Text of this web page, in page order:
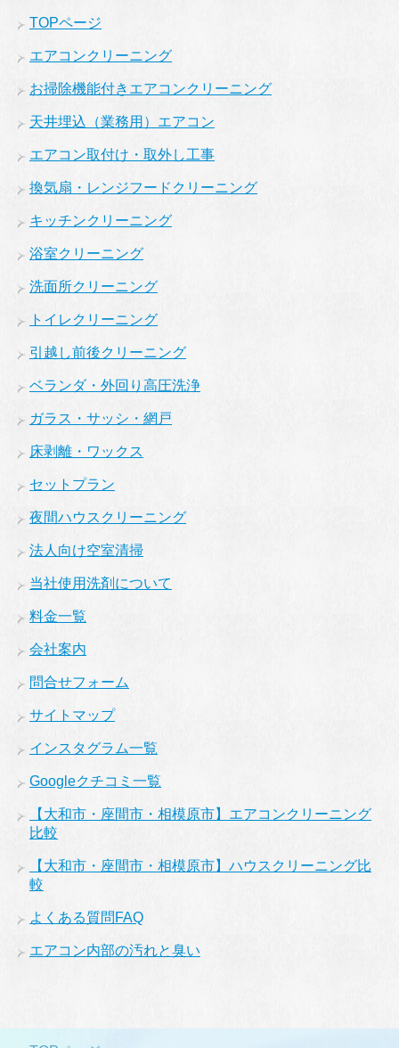
TOPページ
エアコンクリーニング
お掃除機能付きエアコンクリーニング
天井埋込（業務用）エアコン
エアコン取付け・取外し工事
換気扇・レンジフードクリーニング
キッチンクリーニング
浴室クリーニング
洗面所クリーニング
トイレクリーニング
引越し前後クリーニング
ベランダ・外回り高圧洗浄
ガラス・サッシ・網戸
床剥離・ワックス
セットプラン
夜間ハウスクリーニング
法人向け空室清掃
当社使用洗剤について
料金一覧
会社案内
問合せフォーム
サイトマップ
インスタグラム一覧
Googleクチコミ一覧
【大和市・座間市・相模原市】エアコンクリーニング
比較
【大和市・座間市・相模原市】ハウスクリーニング比
較
よくある質問FAQ
エアコン内部の汚れと臭い